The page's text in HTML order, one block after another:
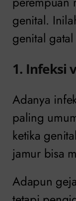
genital.
genital
1. Infeksi
Adanya
paling
ketika
jamur bisa
Adapun